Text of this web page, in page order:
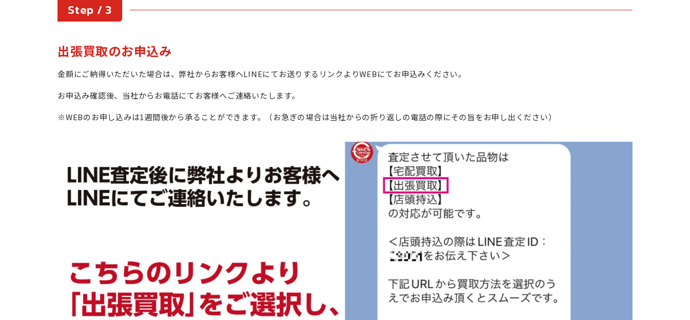
Step / 3
出張買取のお申込み
金額にご納得いただいた場合は、弊社からお客様へLINEにてお送りするリンクよりWEBにてお申込みください。
お申込み確認後、当社からお電話にてお客様へご連絡いたします。
※WEBのお申し込みは1週間後から承ることができます。（お急ぎの場合は当社からの折り返しの電話の際にその旨をお申し出ください）